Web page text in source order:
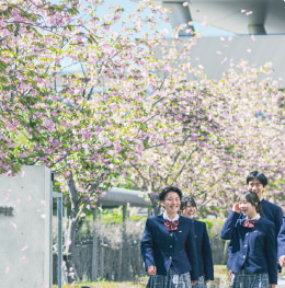
会場テスト
最新受験ニュース
入試情報
自宅受験
高校入試必勝マニュアル
書籍紹介